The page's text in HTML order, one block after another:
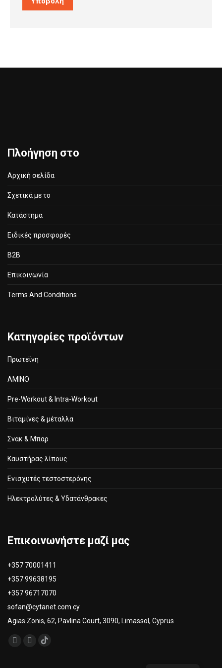
Πλοήγηση στο
Αρχική σελίδα
Σχετικά με το
Κατάστημα
Ειδικές προσφορές
B2B
Επικοινωνία
Terms And Conditions
Κατηγορίες προϊόντων
Πρωτεΐνη
ΑΜΙΝΟ
Pre-Workout & Intra-Workout
Βιταμίνες & μέταλλα
Σνακ & Μπαρ
Καυστήρας λίπους
Ενισχυτές τεστοστερόνης
Ηλεκτρολύτες & Υδατάνθρακες
Επικοινωνήστε μαζί μας
+357 70001411
+357 99638195
+357 96717070
sofan@cytanet.com.cy
Agias Zonis, 62, Pavlina Court, 3090, Limassol, Cyprus
Βρείτε μας στο:
FacebookInstagram
TikTok